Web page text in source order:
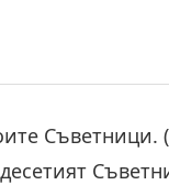
Съветници.